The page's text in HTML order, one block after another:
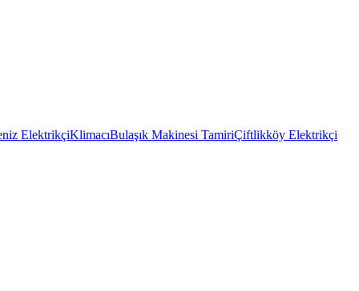
ElektrikçiKlimacıBulaşık Makinesi TamiriÇiftlikköy Elektrikçi